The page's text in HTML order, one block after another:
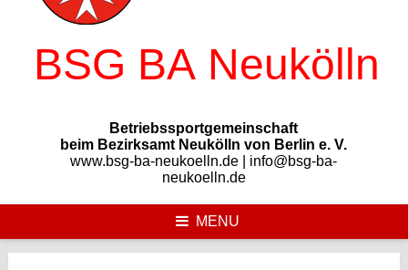
Betriebssportgemeinschaft
beim Bezirksamt Neukölln von Berlin e. V.
www.bsg-ba-neukoelln.de | info@bsg-ba-
neukoelln.de
MENU